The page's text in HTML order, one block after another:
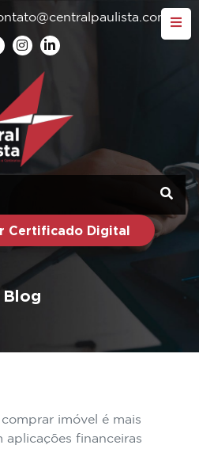
Certificado Digital
Blog
imóvel é mais
aplicações financeiras